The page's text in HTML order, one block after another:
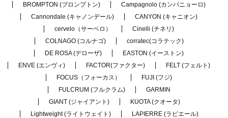
BROMPTON (ブロンプトン)
Campagnolo (カンパニョーロ)
Cannondale (キャノンデール)
CANYON (キャニオン)
cervelo（サーベロ）
Cinelli (チネリ)
COLNAGO (コルナゴ)
corratec(コラテック)
DE ROSA (デローザ)
EASTON (イーストン)
ENVE (エンヴィ)
FACTOR(ファクター)
FELT (フェルト)
FOCUS（フォーカス）
FUJI (フジ)
FULCRUM (フルクラム)
GARMIN
GIANT (ジャイアント)
KUOTA (クオータ)
Lightweight (ライトウェイト)
LAPIERRE (ラピエール)